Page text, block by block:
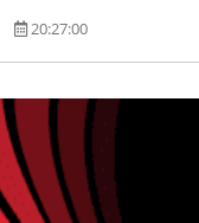
20:27:00